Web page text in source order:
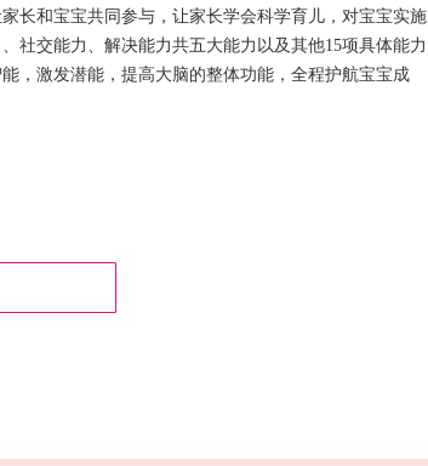
长和宝宝共同参与，让家长学会科学育儿，对宝宝实施
社交能力、解决能力共五大能力以及其他15项具体能力
，激发潜能，提高大脑的整体功能，全程护航宝宝成